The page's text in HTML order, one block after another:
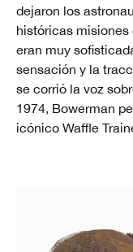
dejaron los
históricas misiones
eran muy
sensación y la
se corrió la voz
1974, Bowerman
icónico Waffle